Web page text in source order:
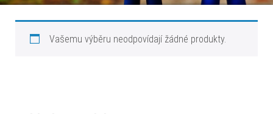
Vašemu výběru neodpovídají žádné produkty.